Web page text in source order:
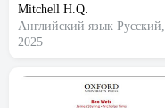
Mitchell H.Q.
Английский язык Русский,
2025